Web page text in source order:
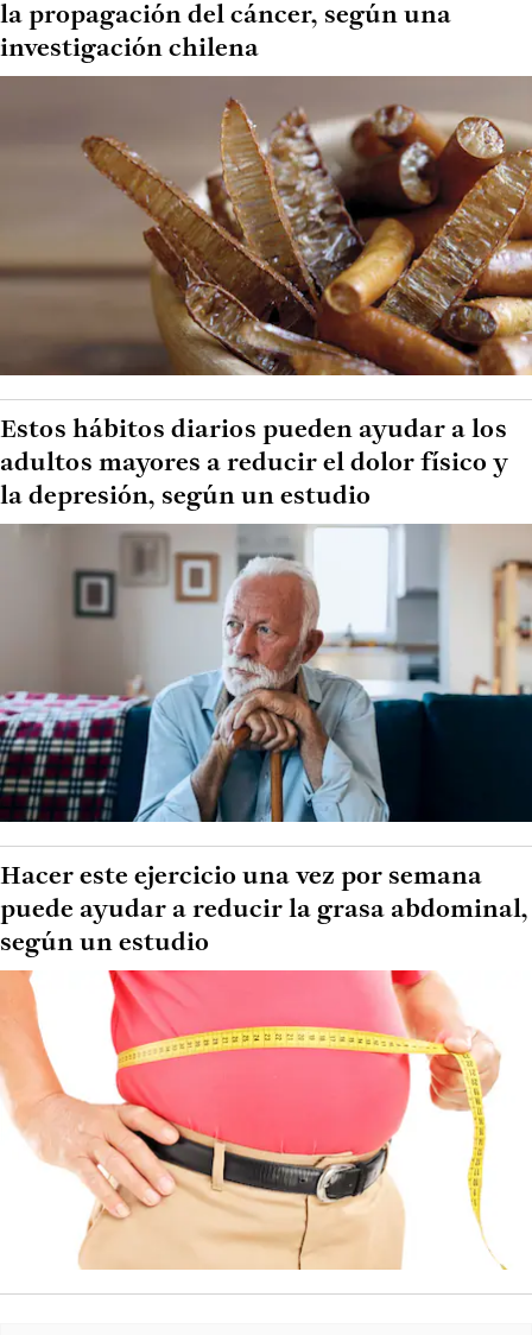
la propagación del cáncer, según una
investigación chilena
Estos hábitos diarios pueden ayudar a los
adultos mayores a reducir el dolor físico y
la depresión, según un estudio
Hacer este ejercicio una vez por semana
puede ayudar a reducir la grasa abdominal,
según un estudio